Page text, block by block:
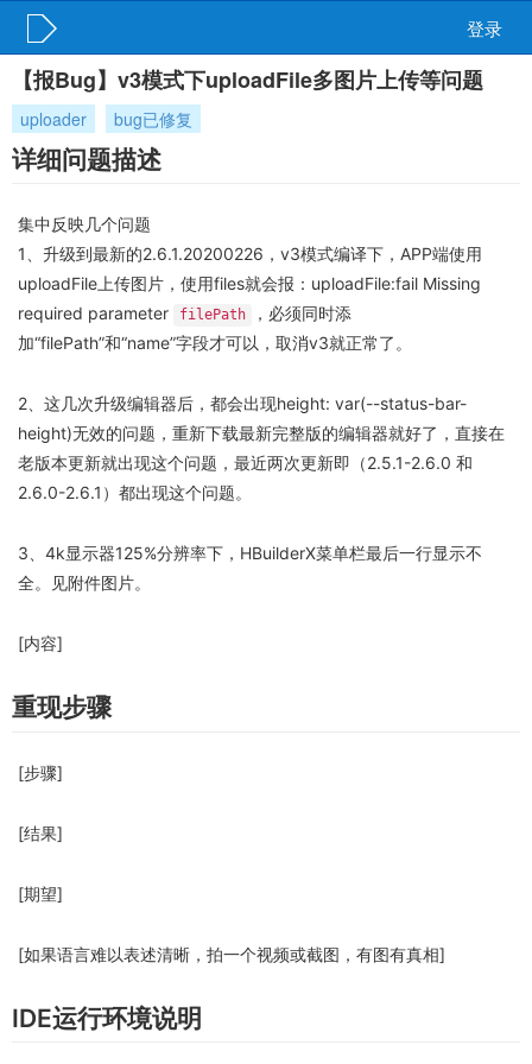
登录
【报Bug】v3模式下uploadFile多图片上传等问题
uploader bug已修复
详细问题描述
集中反映几个问题
1、升级到最新的2.6.1.20200226，v3模式编译下，APP端使用
uploadFile上传图片，使用files就会报：uploadFile:fail Missing
required parameter
filePath
，必须同时添
加“filePath”和“name”字段才可以，取消v3就正常了。
2、这几次升级编辑器后，都会出现height: var(--status-bar-
height)无效的问题，重新下载最新完整版的编辑器就好了，直接在
老版本更新就出现这个问题，最近两次更新即（2.5.1-2.6.0 和
2.6.0-2.6.1）都出现这个问题。
3、4k显示器125%分辨率下，HBuilderX菜单栏最后一行显示不
全。见附件图片。
[内容]
重现步骤
[步骤]
[结果]
[期望]
[如果语言难以表述清晰，拍一个视频或截图，有图有真相]
IDE运行环境说明